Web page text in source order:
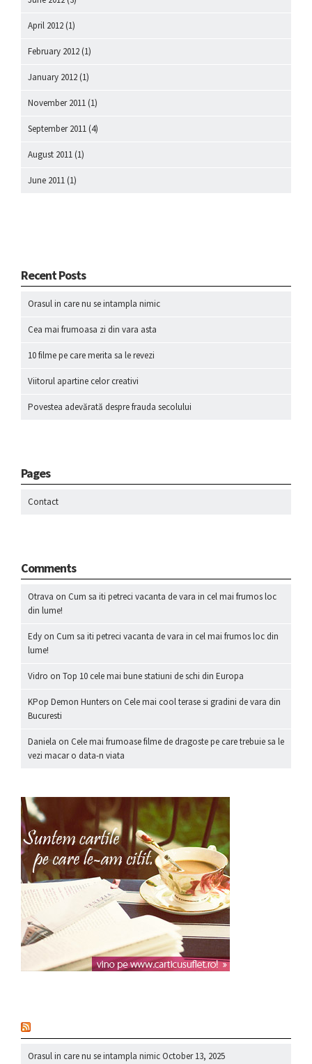
April 2012 (1)
February 2012 (1)
January 2012 (1)
November 2011 (1)
September 2011 (4)
August 2011 (1)
June 2011 (1)
Recent Posts
Orasul in care nu se intampla nimic
Cea mai frumoasa zi din vara asta
10 filme pe care merita sa le revezi
Viitorul apartine celor creativi
Povestea adevărată despre frauda secolului
Pages
Contact
Comments
Otrava on Cum sa iti petreci vacanta de vara in cel mai frumos loc
din lume!
Edy on Cum sa iti petreci vacanta de vara in cel mai frumos loc din
lume!
Vidro on Top 10 cele mai bune statiuni de schi din Europa
KPop Demon Hunters on Cele mai cool terase si gradini de vara din
Bucuresti
Daniela on Cele mai frumoase filme de dragoste pe care trebuie sa le
vezi macar o data-n viata
Orasul in care nu se intampla nimicOctober 13, 2025